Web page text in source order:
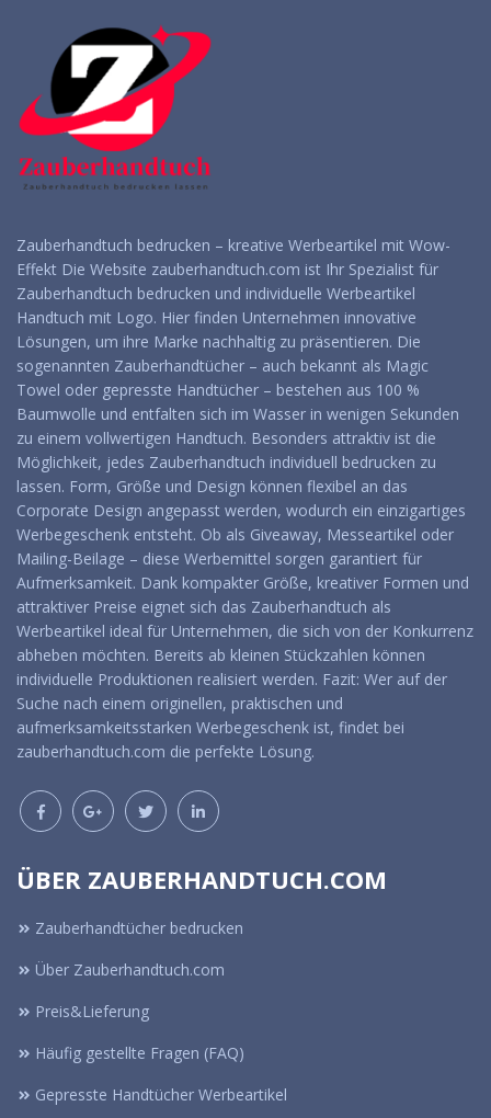
Zauberhandtuch bedrucken – kreative Werbeartikel mit Wow-
Effekt Die Website zauberhandtuch.com ist Ihr Spezialist für
Zauberhandtuch bedrucken und individuelle Werbeartikel
Handtuch mit Logo. Hier finden Unternehmen innovative
Lösungen, um ihre Marke nachhaltig zu präsentieren. Die
sogenannten Zauberhandtücher – auch bekannt als Magic
Towel oder gepresste Handtücher – bestehen aus 100 %
Baumwolle und entfalten sich im Wasser in wenigen Sekunden
zu einem vollwertigen Handtuch. Besonders attraktiv ist die
Möglichkeit, jedes Zauberhandtuch individuell bedrucken zu
lassen. Form, Größe und Design können flexibel an das
Corporate Design angepasst werden, wodurch ein einzigartiges
Werbegeschenk entsteht. Ob als Giveaway, Messeartikel oder
Mailing-Beilage – diese Werbemittel sorgen garantiert für
Aufmerksamkeit. Dank kompakter Größe, kreativer Formen und
attraktiver Preise eignet sich das Zauberhandtuch als
Werbeartikel ideal für Unternehmen, die sich von der Konkurrenz
abheben möchten. Bereits ab kleinen Stückzahlen können
individuelle Produktionen realisiert werden. Fazit: Wer auf der
Suche nach einem originellen, praktischen und
aufmerksamkeitsstarken Werbegeschenk ist, findet bei
zauberhandtuch.com die perfekte Lösung.
ÜBER ZAUBERHANDTUCH.COM
Zauberhandtücher bedrucken
Über Zauberhandtuch.com
Preis&Lieferung
Häufig gestellte Fragen (FAQ)
Gepresste Handtücher Werbeartikel